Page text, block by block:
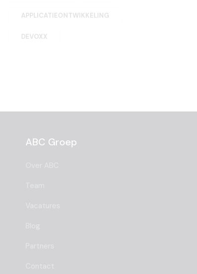
APPLICATIEONTWIKKELING
DEVOXX
ABC Groep